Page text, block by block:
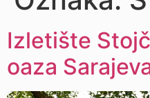
Izletište
oaza